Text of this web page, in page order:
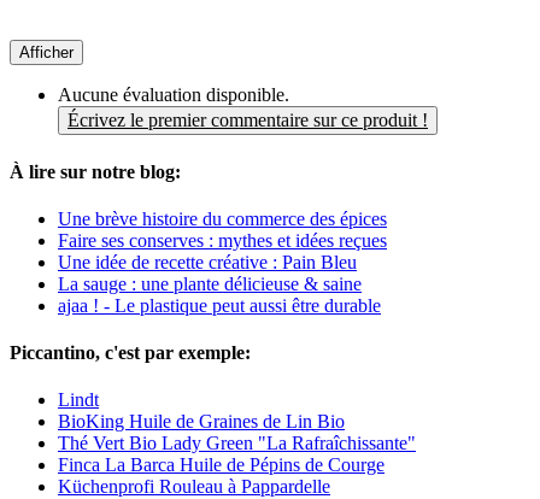
Afficher
Aucune évaluation disponible.
Écrivez le premier commentaire sur ce produit !
À lire sur notre blog:
Une brève histoire du commerce des épices
Faire ses conserves : mythes et idées reçues
Une idée de recette créative : Pain Bleu
La sauge : une plante délicieuse & saine
ajaa ! - Le plastique peut aussi être durable
Piccantino, c'est par exemple:
Lindt
BioKing Huile de Graines de Lin Bio
Thé Vert Bio Lady Green "La Rafraîchissante"
Finca La Barca Huile de Pépins de Courge
Küchenprofi Rouleau à Pappardelle